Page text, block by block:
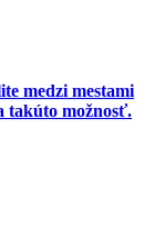
medzi mestami
takúto možnosť.